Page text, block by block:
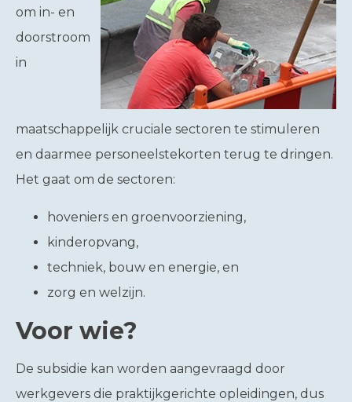
om in- en
doorstroom
in
maatschappelijk cruciale sectoren te stimuleren
en daarmee personeelstekorten terug te dringen.
Het gaat om de sectoren:
hoveniers en groenvoorziening,
kinderopvang,
techniek, bouw en energie, en
zorg en welzijn.
Voor wie?
De subsidie kan worden aangevraagd door
werkgevers die praktijkgerichte opleidingen, dus